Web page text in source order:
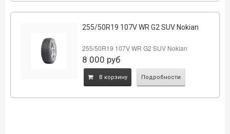
255/50R19 107V WR G2 SUV Nokian
255/50R19 107V WR G2 SUV Nokian
8 000 руб
B корзину Подробности